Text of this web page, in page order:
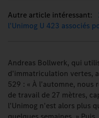
l'Unimog U 423 associés
Andreas Bollwerk, qui
d'immatriculation vertes,
529 : « À l'automne, nous
de travail de 27 mètres,
l'Unimog n'est alors plus